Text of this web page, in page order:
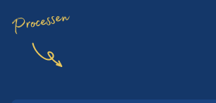
Processen